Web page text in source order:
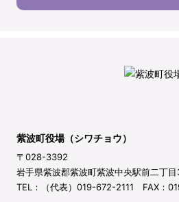
紫波町役場（シワチョウ）
〒028-3392
岩手県紫波郡紫波町紫波中央駅前二丁目
TEL：（代表）019-672-2111 FAX：